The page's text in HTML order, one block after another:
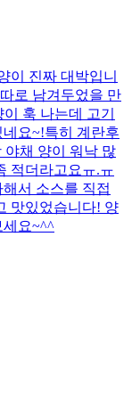
이 진짜 대박입니
로 남겨두었을 만
훅 나는데 고기
요~!특히 계란후
야채 양이 워낙 많
적더라고요ㅠ.ㅠ
서 소스를 직접
맛있었습니다! 양
세요~^^